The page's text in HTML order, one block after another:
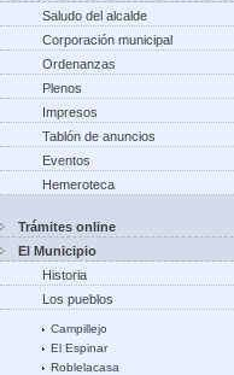
Saludo del alcalde
Corporación municipal
Ordenanzas
Plenos
Impresos
Tablón de anuncios
Eventos
Hemeroteca
Trámites online
El Municipio
Historia
Los pueblos
Campillejo
El Espinar
Roblelacasa